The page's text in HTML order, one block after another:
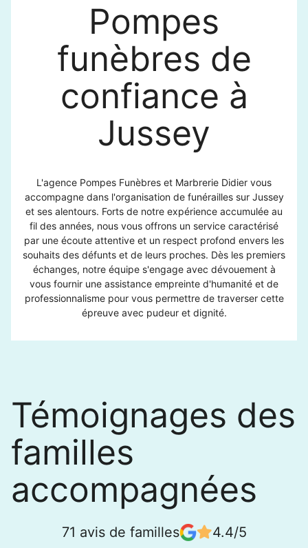
Pompes
funèbres de
confiance à
Jussey
L'agence Pompes Funèbres et Marbrerie Didier vous
accompagne dans l'organisation de funérailles sur Jussey
et ses alentours. Forts de notre expérience accumulée au
fil des années, nous vous offrons un service caractérisé
par une écoute attentive et un respect profond envers les
souhaits des défunts et de leurs proches. Dès les premiers
échanges, notre équipe s'engage avec dévouement à
vous fournir une assistance empreinte d'humanité et de
professionnalisme pour vous permettre de traverser cette
épreuve avec pudeur et dignité.
Témoignages des
familles
accompagnées
71 avis de familles 4.4/5